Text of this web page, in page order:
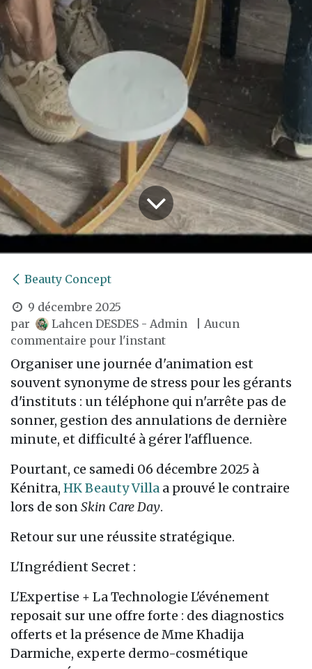
Beauty Concept
9 décembre 2025
par
Lahcen DESDES - Admin
| Aucun
commentaire pour l'instant
Organiser une journée d'animation est
souvent synonyme de stress pour les gérants
d'instituts : un téléphone qui n'arrête pas de
sonner, gestion des annulations de dernière
minute, et difficulté à gérer l'affluence.
Pourtant, ce samedi 06 décembre 2025 à
Kénitra, HK Beauty Villa a prouvé le contraire
lors de sonSkin Care Day.
Retour sur une réussite stratégique.
L'Ingrédient Secret :
L'Expertise + La Technologie L'événement
reposait sur une offre forte : des diagnostics
offerts et la présence de Mme Khadija
Darmiche, experte dermo-cosmétique